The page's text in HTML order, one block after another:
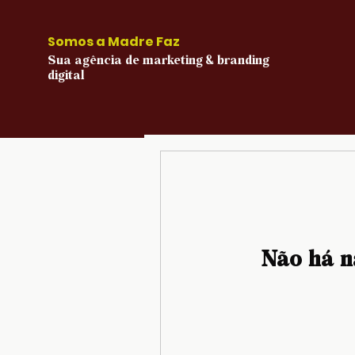
Somos a Madre Faz
Sua agência de marketing & branding
digital
Não há